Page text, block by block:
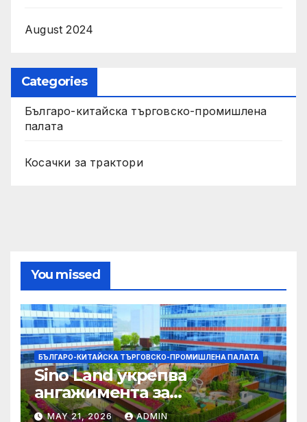
August 2024
Categories
Българо-китайска търговско-промишлена
палата
Косачки за трактори
You missed
БЪЛГАРО-КИТАЙСКА ТЪРГОВСКО-ПРОМИШЛЕНА ПАЛАТА
Sino Land укрепва
ангажимента за
устойчивост с глобално
MAY 21, 2026 ADMIN